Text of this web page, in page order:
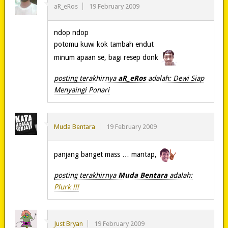
aR_eRos 19 February 2009
ndop ndop
potomu kuwi kok tambah endut
minum apaan se, bagi resep donk
posting terakhirnya aR_eRos adalah: Dewi Siap
Menyaingi Ponari
Muda Bentara 19 February 2009
panjang banget mass … mantap,
posting terakhirnya Muda Bentara adalah:
Plurk !!!
Just Bryan 19 February 2009